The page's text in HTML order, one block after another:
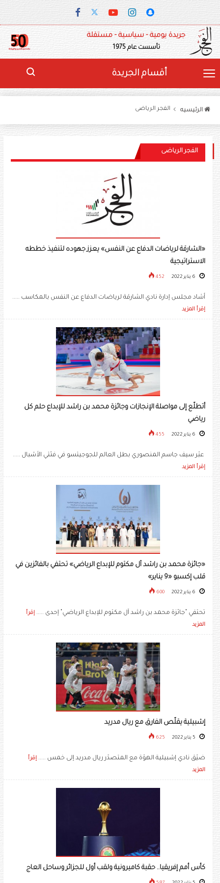
جريدة يومية - سياسية - مستقلة
تأسست عام 1975
أقسام الجريدة
الرئيسيه الفجر الرياضى
الفجر الرياضى
«الشارقة لرياضات الدفاع عن النفس» يعزز جهوده لتنفيذ خططه
الاستراتيجية
452
أشاد مجلس إدارة نادي الشارقة لرياضات الدفاع عن النفس بالمكاسب .....
إقرأ المزيد
أتطلّع إلى مواصلة الإنجازات وجائزة محمد بن راشد للإبداع حلم كل
رياضي
455
عبّر سيف جاسم المنصوري بطل العالم للجوجيتسو في فئتي الأشبال .....
إقرأ المزيد
«جائزة محمد بن راشد آل مكتوم للإبداع الرياضي» تحتفي بالفائزين في
قلب إكسبو «9 يناير»
600
تحتفي "جائزة محمد بن راشد آل مكتوم للإبداع الرياضي" إحدى ..... إقرأ
المزيد
إشبيلية يقلّص الفارق مع ريال مدريد
625
ضيّق نادي إشبيلية الهوّة مع المتصدّر ريال مدريد إلى خمس ..... إقرأ
المزيد
كأس أمم إفريقيا.. حقبة كاميرونية ولقب أول للجزائر وساحل العاج